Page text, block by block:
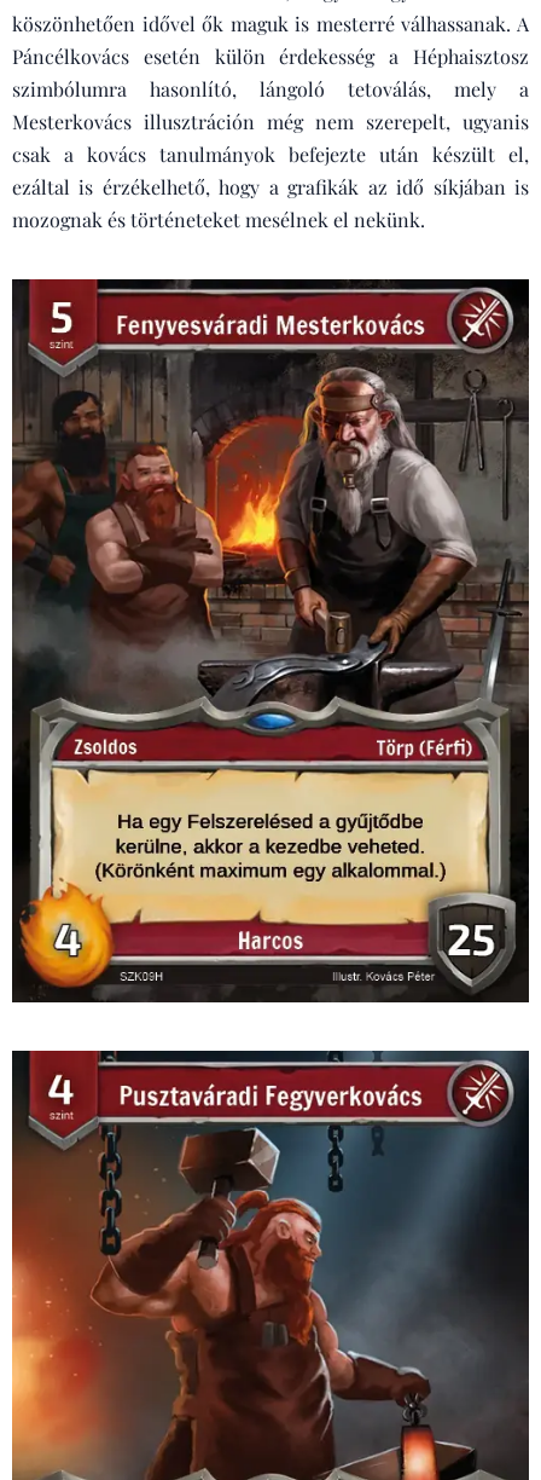
köszönhetően idővel ők maguk is mesterré válhassanak. A
Páncélkovács esetén külön érdekesség a Héphaisztosz
szimbólumra hasonlító, lángoló tetoválás, mely a
Mesterkovács illusztráción még nem szerepelt, ugyanis
csak a kovács tanulmányok befejezte után készült el,
ezáltal is érzékelhető, hogy a grafikák az idő síkjában is
mozognak és történeteket mesélnek el nekünk.